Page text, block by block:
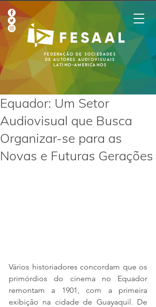
Federação de Sociedades
de Autores Audiovisuais
Latino-Americanos
Equador: Um Setor
Audiovisual que Busca
Organizar-se para as
Novas e Futuras Gerações
Vários historiadores concordam que os
primórdios do cinema no Equador
remontam a 1901, com a primeira
exibição na cidade de Guayaquil. De